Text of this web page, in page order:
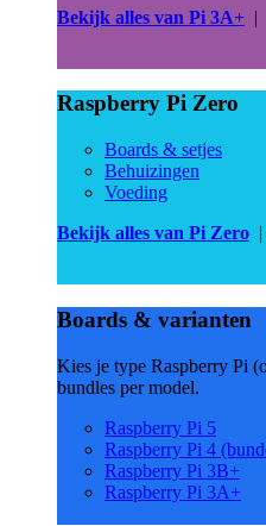
Bekijk alles van Pi 3A+ |
Raspberry Pi Zero
Boards & setjes
Behuizingen
Voeding
Bekijk alles van Pi Zero |
Boards & varianten
Kies je type Raspberry Pi
bundles per model.
Raspberry Pi 5
Raspberry Pi 4
Raspberry Pi 3B+
Raspberry Pi 3A+